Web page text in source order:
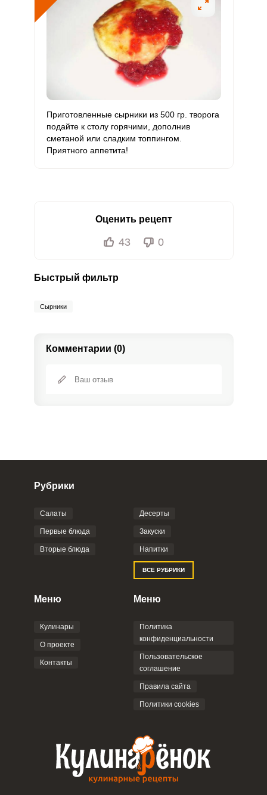
Приготовленные сырники из 500 гр. творога
подайте к столу горячими, дополнив
сметаной или сладким топпингом.
Приятного аппетита!
Оценить рецепт
43 0
Быстрый фильтр
Сырники
Комментарии (0)
Фото до 4 шт, до 5 mb
Отправляя эту форму, вы соглашаетесь с
Политикой
Пользовательским
соглашением
Рубрики
Салаты
Первые блюда
Вторые блюда
Десерты
Закуски
Напитки
ВСЕ РУБРИКИ
Меню
Кулинары
О проекте
Контакты
Меню
Политика
конфиденциальности
Пользовательское
соглашение
Правила сайта
Политики cookies